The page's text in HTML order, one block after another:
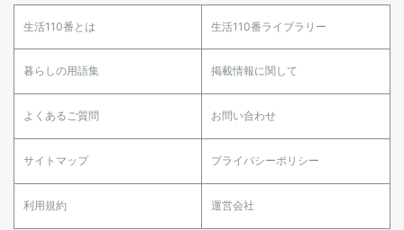
生活110番とは 生活110番ライブラリー
暮らしの用語集 掲載情報に関して
よくあるご質問 お問い合わせ
サイトマップ プライバシーポリシー
利用規約 運営会社